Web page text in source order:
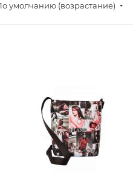
умолчанию (возрастание)